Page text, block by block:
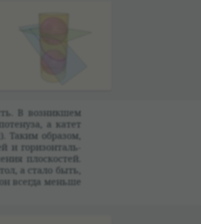
В воз­никшем
а катет
Таким обра­зом,
и гори­зон­таль­
плос­ко­стей.
а стало быть,
все­гда меньше